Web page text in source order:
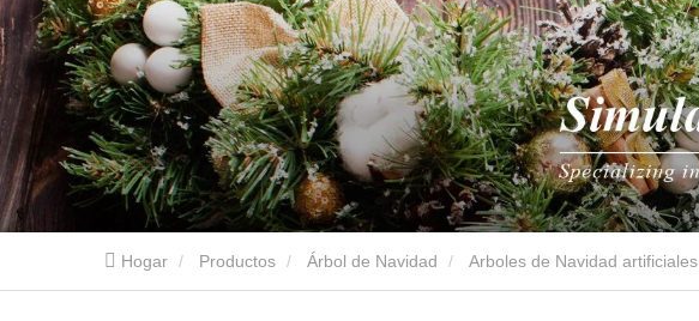
Hogar Productos Árbol de Navidad Arboles de Navidad artificiales